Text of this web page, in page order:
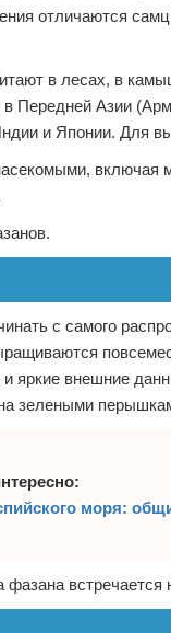
отличаются
в лесах, в
в Передней Азии
и Японии. Для
включая
с самого
и яркие внешние
зелеными
моря: